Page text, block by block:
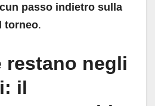
passo indietro sulla
torneo.
restano negli
il